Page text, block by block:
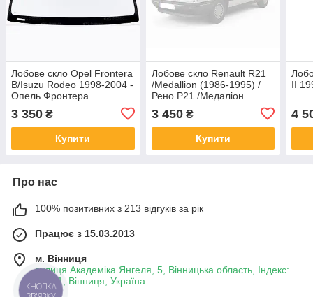
Лобове скло Opel Frontera
B/Isuzu Rodeo 1998-2004 -
Опель Фронтера
3 350 ₴
Купити
Лобове скло Renault R21
/Medallion (1986-1995) /
Рено Р21 /Медаліон
3 450₴
Купити
II
4
Про нас
100% позитивних з 213 відгуків за рік
Працює з 15.03.2013
м. Вінниця
вулиця Академіка Янгеля, 5, Вінницька область, Індекс:
21001, Вінниця, Україна
КНОПКА